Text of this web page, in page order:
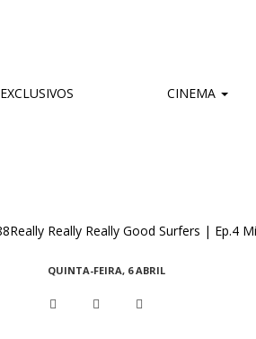
EXCLUSIVOS CINEMA
QUINTA-FEIRA, 6 ABRIL